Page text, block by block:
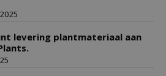
levering plantmateriaal aan